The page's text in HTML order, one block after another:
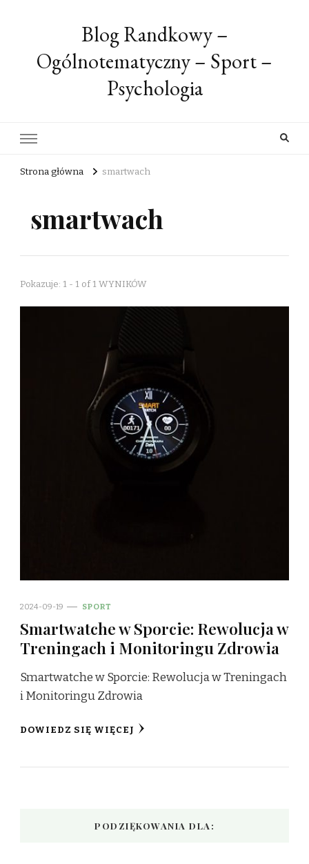
Blog Randkowy –
Ogólnotematyczny – Sport –
Psychologia
Strona główna smartwach
smartwach
Pokazuje: 1 - 1 of 1 WYNIKÓW
2024-09-19 SPORT
Smartwatche w Sporcie: Rewolucja w
Treningach i Monitoringu Zdrowia
Smartwatche w Sporcie: Rewolucja w Treningach
i Monitoringu Zdrowia
DOWIEDZ SIĘ WIĘCEJ
PODZIĘKOWANIA DLA: